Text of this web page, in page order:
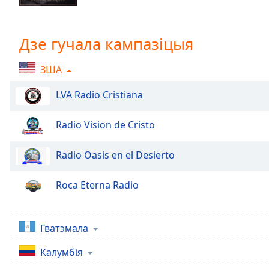
Chapters
Descriptions
descriptions
off
selected
Subtitles
subtitles
settings,
subtitles
subtitles
off,
selected
Дзе гучала кампазіцыя
ЗША
LVA Radio Cristiana
Radio Vision de Cristo
Radio Oasis en el Desierto
Roca Eterna Radio
Гватэмала
Калумбія